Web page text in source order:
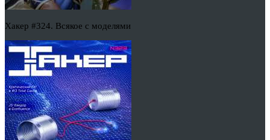
Хакер #324. Всякое с моделями